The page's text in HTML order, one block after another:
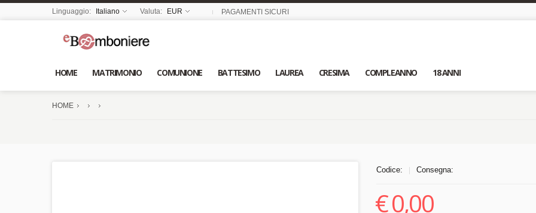
Linguaggio: Italiano Valuta: EUR PAGAMENTI SICURI
HOME MATRIMONIO COMUNIONE BATTESIMO LAUREA CRESIMA COMPLEANNO 18 ANNI
HOME
Codice: Consegna:
€0,00